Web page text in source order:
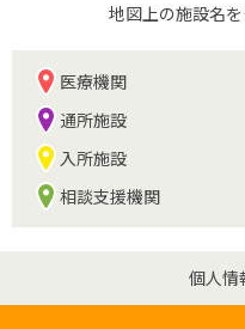
地図上の施設名を
医療機関
通所施設
入所施設
相談支援機関
個人情